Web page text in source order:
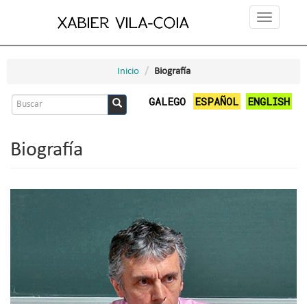
Toggle
Inicio Biografía
Formulario
busca
GALEGO ESPAÑOL ENGLISH
Biografía